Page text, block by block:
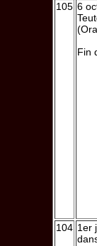
105 6
Fin
104 1er